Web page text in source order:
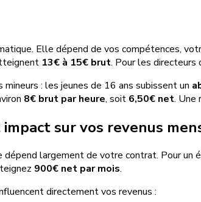
Elle dépend de vos compétences,
13€ à 15€ brut. Pour les directeurs
: les jeunes de 16 ans subissent un
8€ brut par heure, soit 6,50€ net. Une
sur vos revenus
dépend largement de votre contrat. Pour un
900€ net par mois.
directement vos revenus :